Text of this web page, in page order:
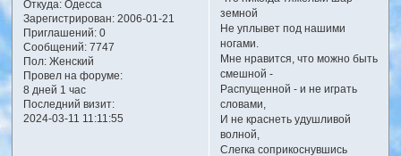
Откуда:Одесса
Зарегистрирован: 2006-01-21
Приглашений:0
Сообщений:7747
Пол:Женский
Провел на форуме:
8 дней 1 час
Последний визит:
2024-03-11 11:11:55
земной
Не уплывет под нашими
ногами.
Мне нравится, что можно быть
смешной -
Распущенной - и не играть
словами,
И не краснеть удушливой
волной,
Слегка соприкоснувшись